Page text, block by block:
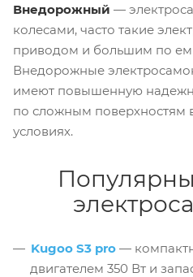
Внедорожный —
колесами, часто такие
приводом и большим по
Внедорожные
имеют повышенную
по сложным поверхностям
условиях.
Kugoo S3 pro —
двигателем 350 Вт и